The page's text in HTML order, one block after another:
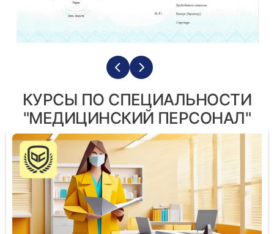
КУРСЫ ПО СПЕЦИАЛЬНОСТИ
"МЕДИЦИНСКИЙ ПЕРСОНАЛ"